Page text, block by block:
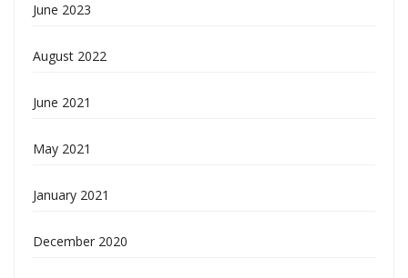
June 2023
August 2022
June 2021
May 2021
January 2021
December 2020